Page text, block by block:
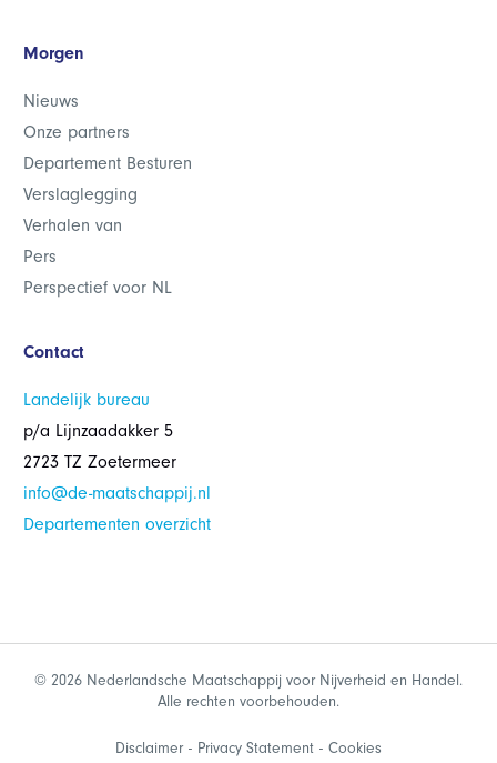
Morgen
Nieuws
Onze partners
Departement Besturen
Verslaglegging
Verhalen van
Pers
Perspectief voor NL
Contact
Landelijk bureau
p/a Lijnzaadakker 5
2723 TZ Zoetermeer
info@de-maatschappij.nl
Departementen overzicht
© 2026 Nederlandsche Maatschappij voor Nijverheid en Handel.
Alle rechten voorbehouden.
Disclaimer Privacy Statement Cookies